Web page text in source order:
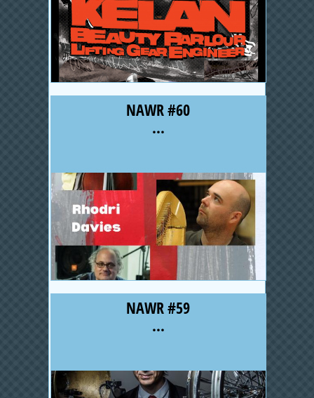
NAWR #60
...
NAWR #59
...